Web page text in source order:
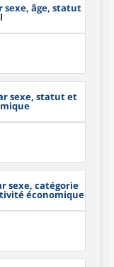
sexe, âge, statut
sexe, statut et
sexe, catégorie
économique